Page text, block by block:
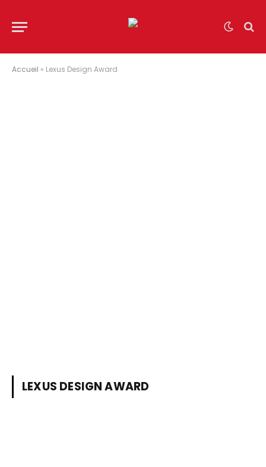
Accueil » Lexus Design Award
LEXUS DESIGN AWARD